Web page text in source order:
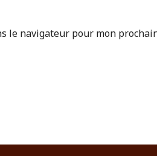
le navigateur pour mon